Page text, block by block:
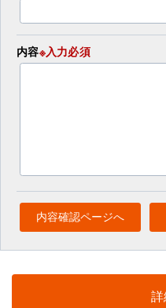
内容※入力必須